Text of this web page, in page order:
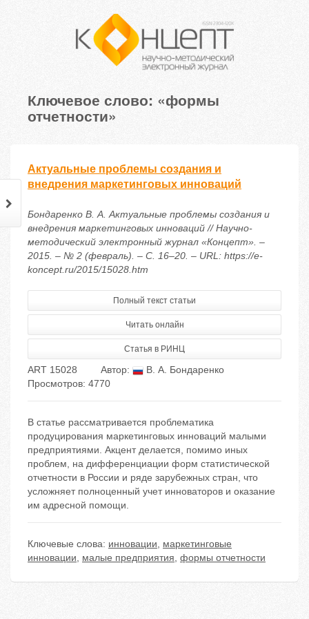
Ключевое слово: «формы
отчетности»
Актуальные проблемы создания и
внедрения маркетинговых инноваций
Бондаренко В. А. Актуальные проблемы создания и
внедрения маркетинговых инноваций // Научно-
методический электронный журнал «Концепт». –
2015. – № 2 (февраль). – С. 16–20. – URL: https://e-
koncept.ru/2015/15028.htm
Полный текст статьи
Читать онлайн
Статья в РИНЦ
ART 15028 Автор:
В. А. Бондаренко
Просмотров: 4770
В статье рассматривается проблематика
продуцирования маркетинговых инноваций малыми
предприятиями. Акцент делается, помимо иных
проблем, на дифференциации форм статистической
отчетности в России и ряде зарубежных стран, что
усложняет полноценный учет инноваторов и оказание
им адресной помощи.
Ключевые слова: инновации, маркетинговые
инновации, малые предприятия, формы отчетности